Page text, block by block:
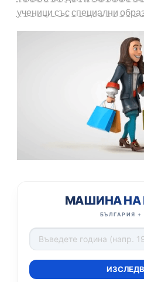
ученици със специални
МАШИНА НА
БЪЛГАРИЯ +